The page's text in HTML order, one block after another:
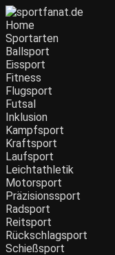
Home
Sportarten
Ballsport
Eissport
Fitness
Flugsport
Futsal
Inklusion
Kampfsport
Kraftsport
Laufsport
Leichtathletik
Motorsport
Präzisionssport
Radsport
Reitsport
Rückschlagsport
Schießsport